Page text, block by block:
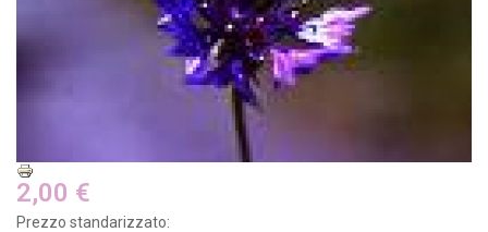
2,00 €
Prezzo standarizzato: